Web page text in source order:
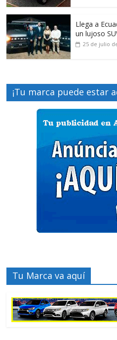
Llega a
un lujoso
25 de julio
¡Tu marca puede estar
Tu Marca va aquí